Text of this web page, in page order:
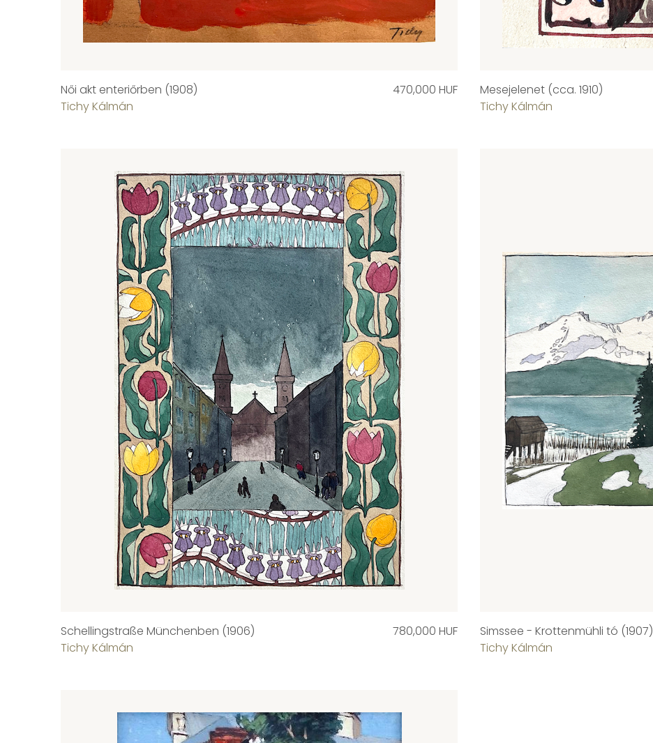
Női akt enteriőrben (1908)
Tichy Kálmán
470,000 HUF
Mesejelenet (cca. 1910)
Tichy Kálmán
Schellingstraße Münchenben (1906)
Tichy Kálmán
780,000 HUF
Simssee - Krottenmühli tó (1907)
Tichy Kálmán